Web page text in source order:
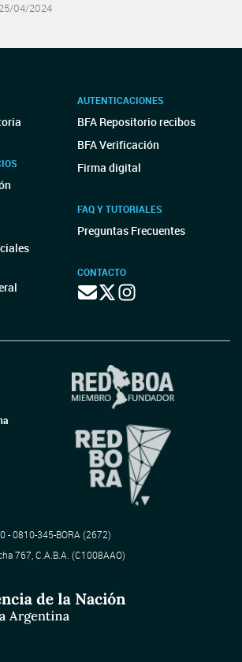
04/2024
AUTENTICACIONES
BFA Repositorio recibos
BFA Verificación
Firma digital
FAQ Y TUTORIALES
Preguntas Frecuentes
CONTACTO
- 0810-345-BORA (2672)
767, C.A.B.A. (C1008AAO)